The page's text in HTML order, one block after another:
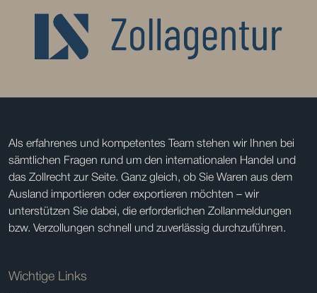
Als erfahrenes und kompetentes Team stehen wir Ihnen bei
sämtlichen Fragen rund um den internationalen Handel und
das Zollrecht zur Seite. Ganz gleich, ob Sie Waren aus dem
Ausland importieren oder exportieren möchten – wir
unterstützen Sie dabei, die erforderlichen Zollanmeldungen
bzw. Verzollungen schnell und zuverlässig durchzuführen.
Wichtige Links